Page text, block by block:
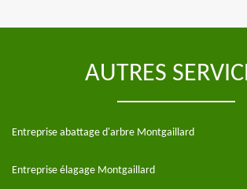
AUTRES
Entreprise abattage d'arbre Montgaillard
Entreprise élagage Montgaillard